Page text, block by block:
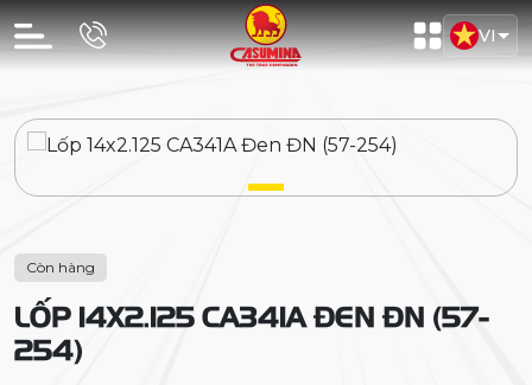
VI
Còn hàng
LỐP 14X2.125 CA341A ĐEN ĐN (57-
254)